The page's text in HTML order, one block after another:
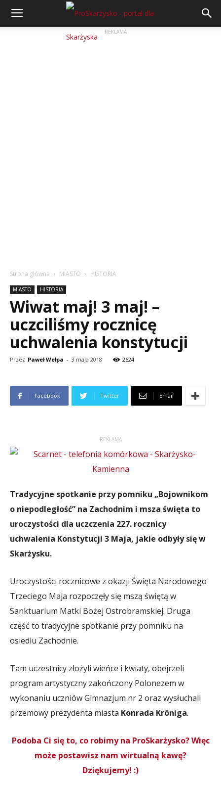
REKLAMA
Strona główna MIASTO HISTORIA
MIASTO HISTORIA
Wiwat maj! 3 maj! –
uczciliśmy rocznicę
uchwalenia konstytucji
Przez Paweł Wełpa - 3 maja 2018 2624
Facebook Twitter Email
REKLAMA
Tradycyjne spotkanie przy pomniku „Bojownikom
o niepodległość” na Zachodnim i msza święta to
uroczystości dla uczczenia 227. rocznicy
uchwalenia Konstytucji 3 Maja, jakie odbyły się w
Skarżysku.
Uroczystości rocznicowe z okazji Święta Narodowego
Trzeciego Maja rozpoczęły się mszą świętą w
Sanktuarium Matki Bożej Ostrobramskiej. Druga
część to tradycyjne spotkanie przy pomniku na
osiedlu Zachodnie.
Tam uczestnicy złożyli wieńce i kwiaty, obejrzeli
program artystyczny zakończony Polonezem w
wykonaniu uczniów Gimnazjum nr 2 oraz wysłuchali
przemowy prezydenta miasta Konrada Kröniga.
Podoba Ci się to, co robimy na ProSkarżysko? Więc
może postawisz nam wirtualną kawę?
Dziękujemy! :)